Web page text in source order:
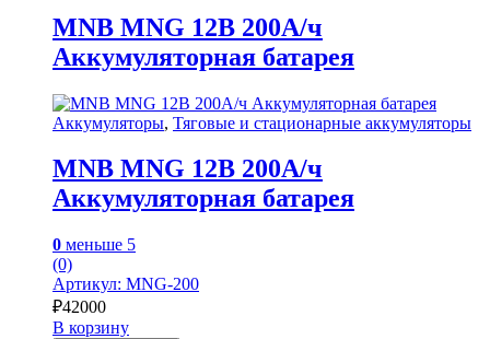
MNB MNG 12В 200А/ч
Аккумуляторная батарея
Аккумуляторы, Тяговые и стационарные аккумуляторы
MNB MNG 12В 200А/ч
Аккумуляторная батарея
0 меньше 5
(0)
Артикул: MNG-200
₽42000
В корзину